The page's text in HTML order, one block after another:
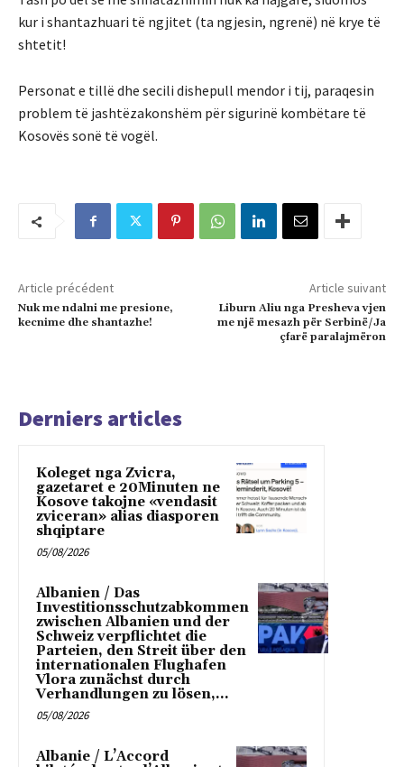
kur i shantazhuari të ngjitet (ta ngjesin, ngrenë) në krye të
shtetit!
Personat e tillë dhe secili dishepull mendor i tij, paraqesin
problem të jashtëzakonshëm për sigurinë kombëtare të
Kosovës sonë të vogël.
Article précédent
Nuk me ndalni me presione,
kecnime dhe shantazhe!
Article suivant
Liburn Aliu nga Presheva vjen
me një mesazh për Serbinë/Ja
çfarë paralajmëron
Derniers articles
Koleget nga Zvicra,
gazetaret e 20Minuten ne
Kosove takojne «vendasit
zviceran» alias diasporen
shqiptare
05/08/2026
Albanien / Das
Investitionsschutzabkommen
zwischen Albanien und der
Schweiz verpflichtet die
Parteien, den Streit über den
internationalen Flughafen
Vlora zunächst durch
Verhandlungen zu lösen,...
05/08/2026
Albanie / L’Accord